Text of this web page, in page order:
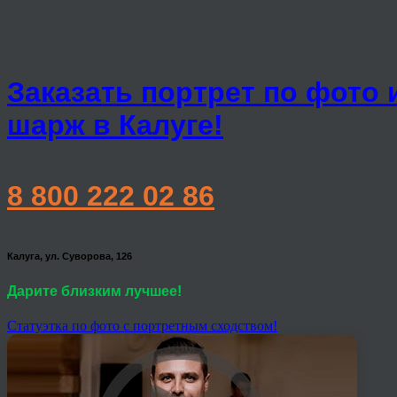
Заказать портрет по фото
шарж в Калуге!
8 800 222 02 86
Калуга, ул. Суворова, 126
Дарите близким лучшее!
Статуэтка по фото с портретным сходством!